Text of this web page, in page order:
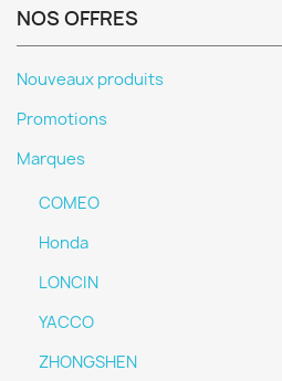
NOS OFFRES
Nouveaux produits
Promotions
Marques
COMEO
Honda
LONCIN
YACCO
ZHONGSHEN